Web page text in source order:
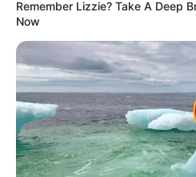
Remember Lizzie? Take A Deep
Now